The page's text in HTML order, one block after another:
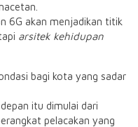
6G akan menjadikan titik
arsitek kehidupan
bagi kota yang sadar
itu dimulai dari
pelacakan yang